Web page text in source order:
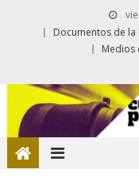
Documentos de la
Medios